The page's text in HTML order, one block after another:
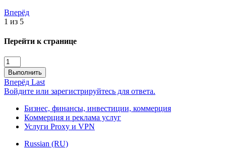
Вперёд
1 из 5
Перейти к странице
Выполнить
Вперёд Last
Войдите или зарегистрируйтесь для ответа.
Бизнес, финансы, инвестиции, коммерция
Коммерция и реклама услуг
Услуги Proxy и VPN
Russian (RU)